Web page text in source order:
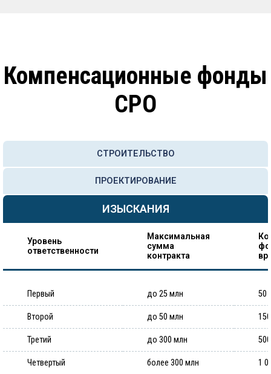
Компенсационные фонды
СРО
СТРОИТЕЛЬСТВО
ПРОЕКТИРОВАНИЕ
ИЗЫСКАНИЯ
Уровень
ответственности
Максимальная
сумма
контракта
Первый до 25 млн 50
Второй до 50 млн
Третий до 300 млн
Четвертый более 300 млн 1